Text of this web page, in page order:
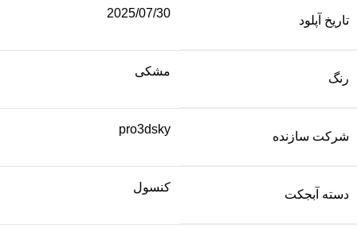
تاریخ آپلود
2025/07/30
رنگ
مشکی
شرکت سازنده
pro3dsky
دسته آبجکت
کنسول